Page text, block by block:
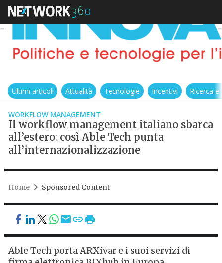
Ultimi articoli Attualità Tecnologie Incentivi Ricerca
WORKFLOW MANAGEMENT
Il workflow management italiano sbarca
all’estero: così Able Tech punta
all’internazionalizzazione
Home Sponsored Content
Able Tech porta ARXivar e i suoi servizi di